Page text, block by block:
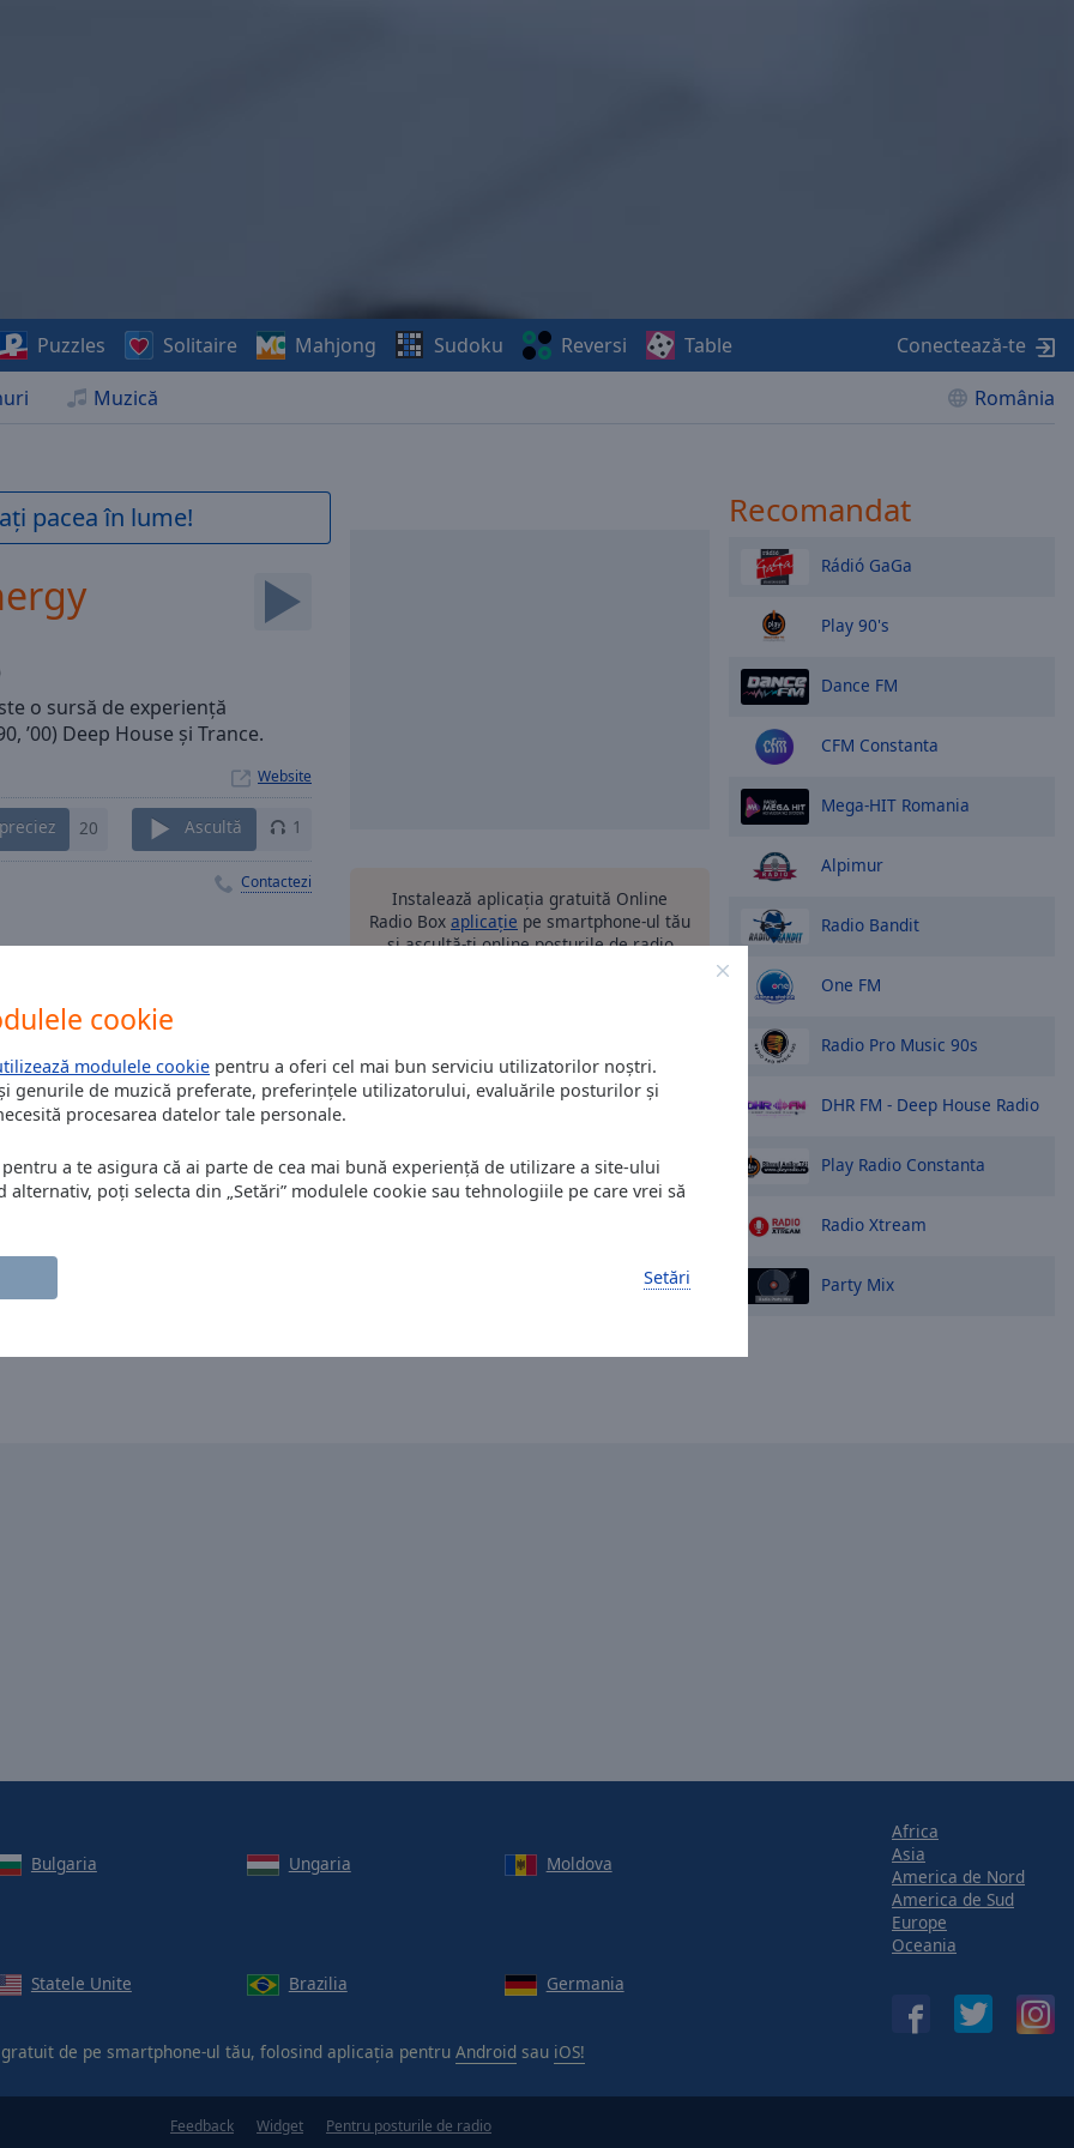
cookie
modulele cookie pentru a oferi cel mai bun serviciu utilizatorilor noștri.
genurile de muzică preferate, preferințele utilizatorului, evaluările posturilor și
procesarea datelor tale personale.
pentru a te asigura că ai parte de cea mai bună experiență de utilizare a site-ului
alternativ, poți selecta din „Setări” modulele cookie sau tehnologiile pe care vrei să
Setări
Muzică România
Puzzles Solitaire Mahjong Sudoku Reversi Table Conectează-te
pacea în lume!
o sursă de experiență
’00) Deep House și Trance.
Website
20 Ascultă 1
Contactezi
Instalează aplicația gratuită Online
Radio Box aplicație pe smartphone-ul tău
și ascultă-ți online posturile de radio
alte optiuni
Recomandat
Rádió GaGa
Play 90's
Dance FM
CFM Constanta
Mega-HIT Romania
Alpimur
Radio Bandit
One FM
Radio Pro Music 90s
DHR FM - Deep House Radio
Play Radio Constanta
Radio Xtream
Party Mix
Bulgaria Ungaria
Moldova
Statele Unite Brazilia Germania
de pe smartphone-ul tău, folosind aplicația pentru Android sau iOS!
Africa
Asia
America de Nord
America de Sud
Europe
Oceania
Feedback Widget Pentru posturile de radio